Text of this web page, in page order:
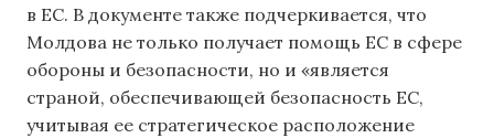
в ЕС. В документе также подчеркивается, что
Молдова не только получает помощь ЕС в сфере
обороны и безопасности, но и «является
страной, обеспечивающей безопасность ЕС,
учитывая ее стратегическое расположение